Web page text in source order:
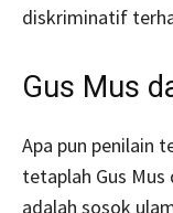
diskriminatif
Gus Mus
Apa pun penilain
tetaplah Gus Mus
adalah sosok